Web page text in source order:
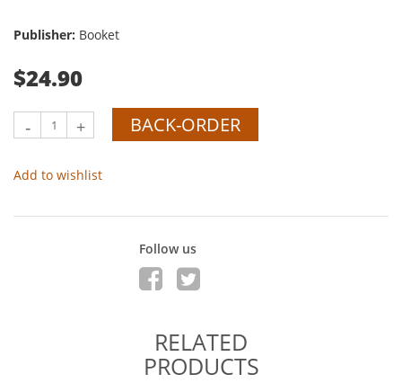
Publisher: Booket
$24.90
- + BACK-ORDER
Add to wishlist
Follow us
RELATED
PRODUCTS